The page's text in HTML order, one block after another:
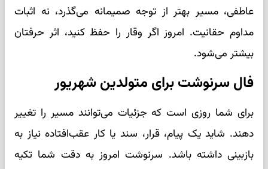
عاطفی، مسیر بهتر از توجه صمیمانه می‌گذرد، نه اثبات
مداوم حقانیت. امروز اگر وقار را حفظ کنید، اثر حرفتان
بیشتر می‌شود.
فال سرنوشت برای متولدین شهریور
برای شما روزی است که جزئیات می‌توانند مسیر را تغییر
دهند. شاید یک پیام، قرار، سند یا کار عقب‌افتاده نیاز به
بازبینی داشته باشد. سرنوشت امروز به دقت شما تکیه